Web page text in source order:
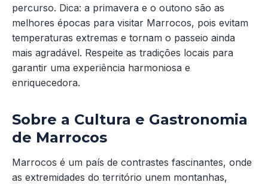
percurso. Dica: a primavera e o outono são as
melhores épocas para visitar Marrocos, pois evitam
temperaturas extremas e tornam o passeio ainda
mais agradável. Respeite as tradições locais para
garantir uma experiência harmoniosa e
enriquecedora.
Sobre a Cultura e Gastronomia
de Marrocos
Marrocos é um país de contrastes fascinantes, onde
as extremidades do território unem montanhas,